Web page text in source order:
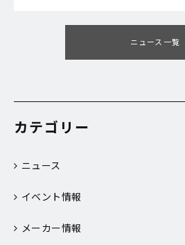
ニュース一覧
カテゴリー
ニュース
イベント情報
メーカー情報